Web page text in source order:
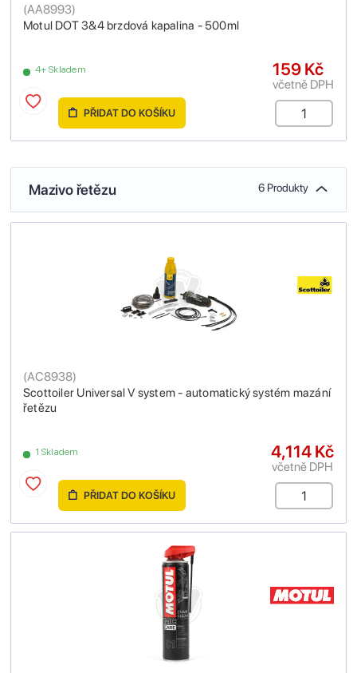
Motul DOT 3&4 brzdová kapalina - 500ml
(AA8993)
4+ Skladem 159 Kč
včetně DPH
PŘIDAT DO KOŠÍKU
Mazivo řetězu 6 Produkty
Scottoiler Universal V system - automatický systém mazání
řetězu
(AC8938)
1 Skladem 4,114 Kč
včetně DPH
PŘIDAT DO KOŠÍKU